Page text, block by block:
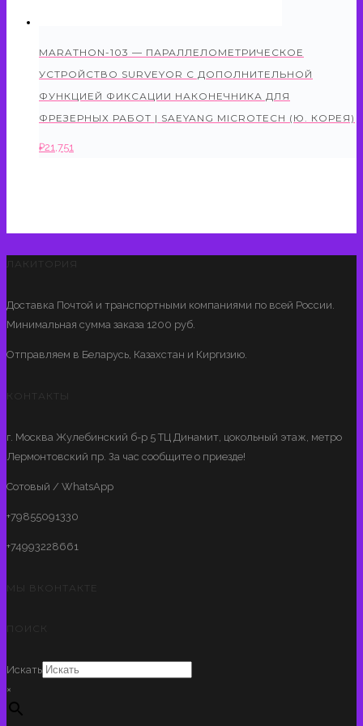
MARATHON-103 — ПАРАЛЛЕЛОМЕТРИЧЕСКОЕ
УСТРОЙСТВО SURVEYOR С ДОПОЛНИТЕЛЬНОЙ
ФУНКЦИЕЙ ФИКСАЦИИ НАКОНЕЧНИКА ДЛЯ
ФРЕЗЕРНЫХ РАБОТ | SAEYANG MICROTECH (Ю. КОРЕЯ)
₽21,751
ЛАКИТОРИЯ
Доставка Почтой и транспортными компаниями по всей России.
Минимальная сумма заказа 1200 руб.
Отправляем в Беларусь, Казахстан и Киргизию.
КОНТАКТЫ
г. Москва Жулебинский б-р 5 ТЦ Динамит, цокольный этаж, метро
Лермонтовский пр. За час сообщите о приезде!
Сотовый / WhatsApp
+79855091330
+74993228661
МЫ ВКОНТАКТЕ
ПОИСК
Искать
×